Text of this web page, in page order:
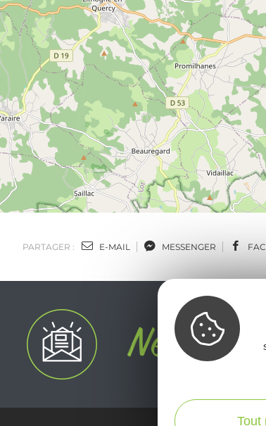
PARTAGER : E-MAIL MESSENGER
Tout